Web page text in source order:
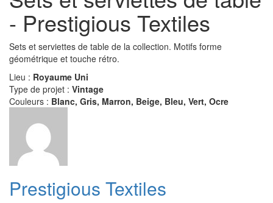
- Prestigious Textiles
Sets et serviettes de table de la collection. Motifs forme
géométrique et touche rétro.
Lieu : Royaume Uni
Type de projet : Vintage
Couleurs : Blanc, Gris, Marron, Beige, Bleu, Vert, Ocre
Prestigious Textiles